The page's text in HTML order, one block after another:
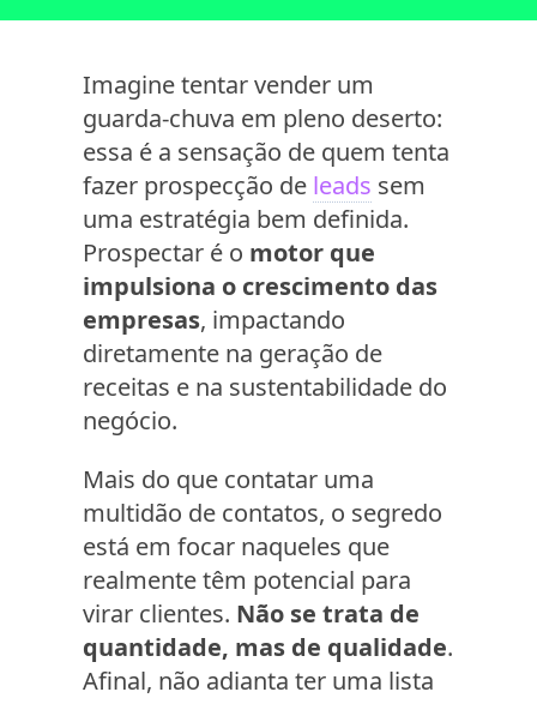
Imagine tentar vender um
guarda-chuva em pleno deserto:
essa é a sensação de quem tenta
fazer prospecção de leads sem
uma estratégia bem definida.
Prospectar é o motor que
impulsiona o crescimento das
empresas, impactando
diretamente na geração de
receitas e na sustentabilidade do
negócio.
Mais do que contatar uma
multidão de contatos, o segredo
está em focar naqueles que
realmente têm potencial para
virar clientes. Não se trata de
quantidade, mas de qualidade.
Afinal, não adianta ter uma lista